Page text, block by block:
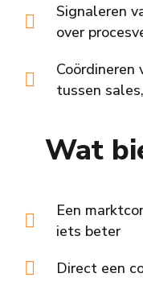
Signaleren
over
tussen
Wat
Een
iets beter
Direct een